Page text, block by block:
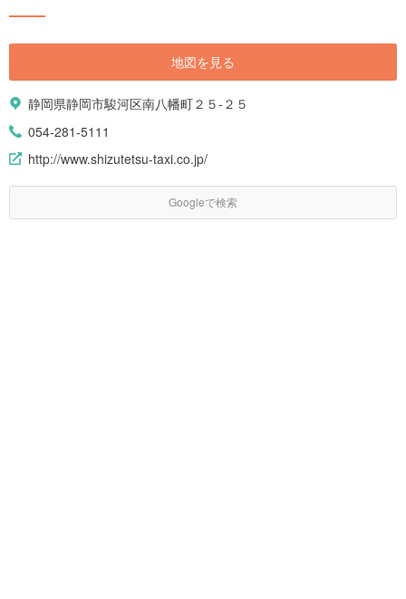
地図を見る
静岡県静岡市駿河区南八幡町２５-２５
054-281-5111
http://www.shizutetsu-taxi.co.jp/
Googleで検索